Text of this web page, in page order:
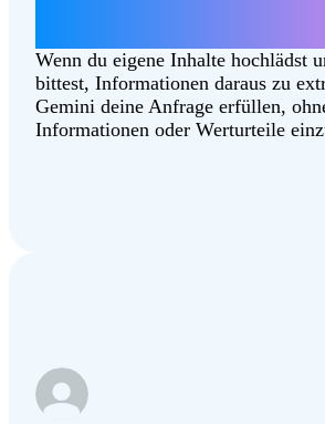
Wenn du eigene Inhalte hochlädst
bittest, Informationen daraus zu
Gemini deine Anfrage erfüllen,
Informationen oder Werturteile